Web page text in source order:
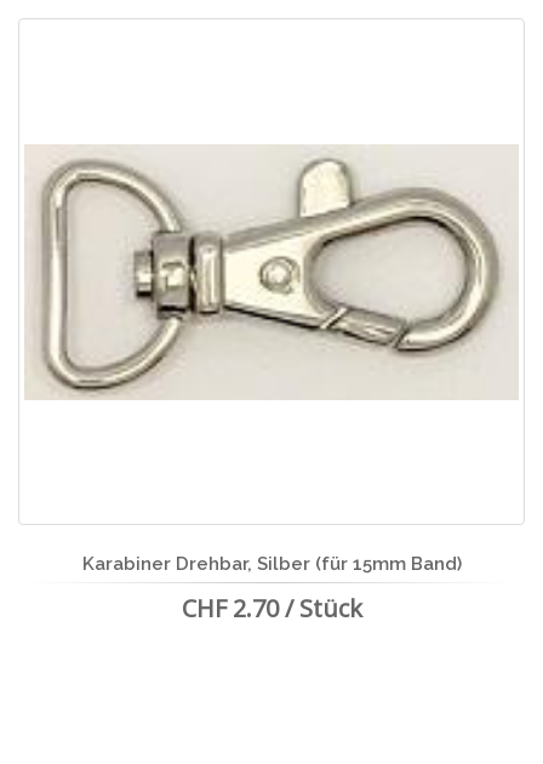
Karabiner Drehbar, Silber (für 15mm Band)
CHF 2.70 / Stück